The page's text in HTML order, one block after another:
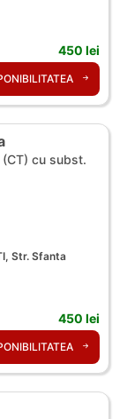
450 lei
(CT) cu subst.
Str. Sfanta
450 lei